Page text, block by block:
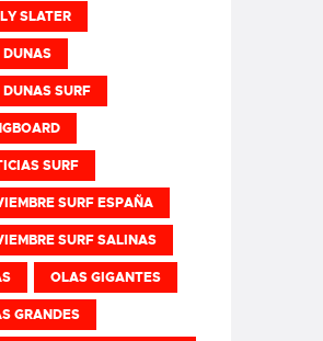
SLATER
DUNAS
SURF
SURF
SURF ESPAÑA
SURF SALINAS
OLAS GIGANTES
GRANDES